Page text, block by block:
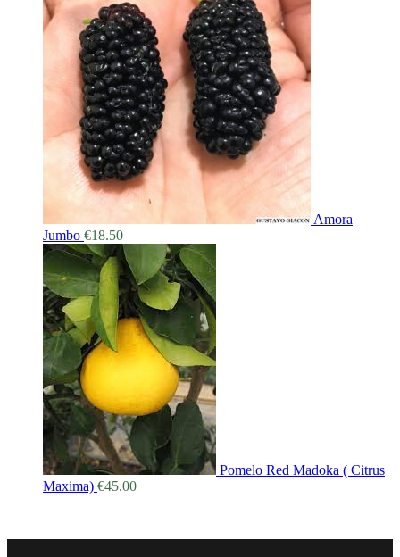
Amora
Jumbo €18.50
Pomelo Red Madoka ( Citrus
Maxima) €45.00